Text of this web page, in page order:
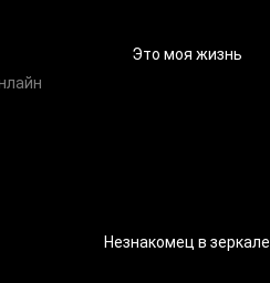
Это моя жизнь
Незнакомец в зеркале